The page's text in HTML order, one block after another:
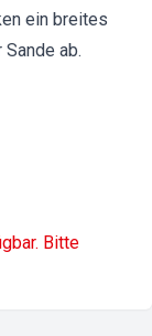
ein breites
ab.
Bitte